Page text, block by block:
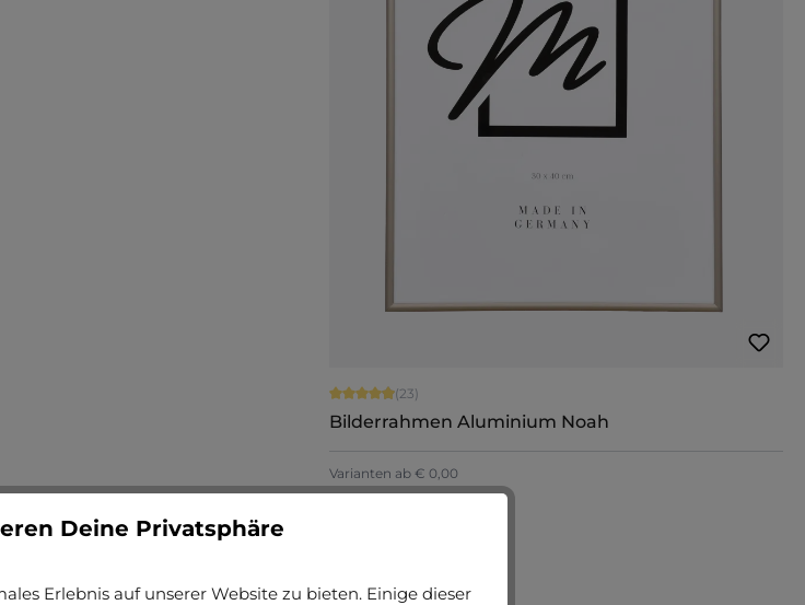
Durchschnittliche Bewertung von 4.91 von 5 Sternen
(23)
Bilderrahmen Aluminium Noah
Varianten ab € 0,00
€ 70,90
Durchschnittliche Bewertung von 5 von 5 Sternen
(2)
Deine Privatsphäre
Erlebnis auf unserer Website zu bieten. Einige dieser